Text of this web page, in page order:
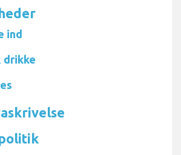
ind
drikke